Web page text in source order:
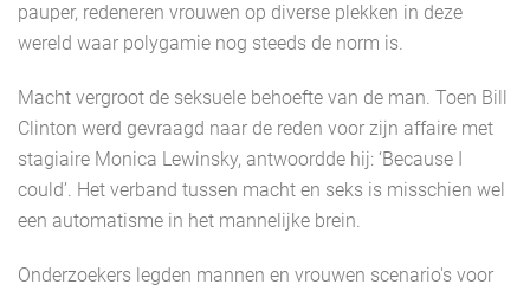
pauper, redeneren vrouwen op diverse plekken in deze
wereld waar polygamie nog steeds de norm is.
Macht vergroot de seksuele behoefte van de man. Toen Bill
Clinton werd gevraagd naar de reden voor zijn affaire met
stagiaire Monica Lewinsky, antwoordde hij: ‘Because I
could’. Het verband tussen macht en seks is misschien wel
een automatisme in het mannelijke brein.
Onderzoekers legden mannen en vrouwen scenario's voor